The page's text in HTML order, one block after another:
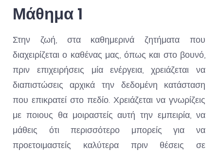
Μάθημα 1
Στην ζωή, στα καθημερινά ζητήματα που
διαχειρίζεται ο καθένας μας, όπως και στο βουνό,
πριν επιχειρήσεις μία ενέργεια, χρειάζεται να
διαπιστώσεις αρχικά την δεδομένη κατάσταση
που επικρατεί στο πεδίο. Χρειάζεται να γνωρίζεις
με ποιους θα μοιραστείς αυτή την εμπειρία, να
μάθεις ότι περισσότερο μπορείς για να
προετοιμαστείς καλύτερα πριν θέσεις σε